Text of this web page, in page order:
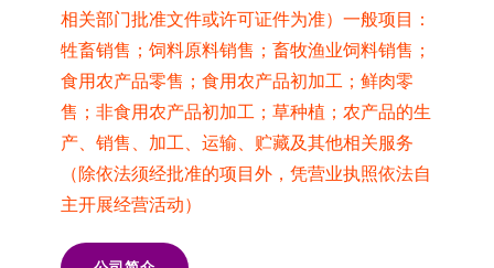
相关部门批准文件或许可证件为准）一般项目：
牲畜销售；饲料原料销售；畜牧渔业饲料销售；
食用农产品零售；食用农产品初加工；鲜肉零
售；非食用农产品初加工；草种植；农产品的生
产、销售、加工、运输、贮藏及其他相关服务
（除依法须经批准的项目外，凭营业执照依法自
主开展经营活动）